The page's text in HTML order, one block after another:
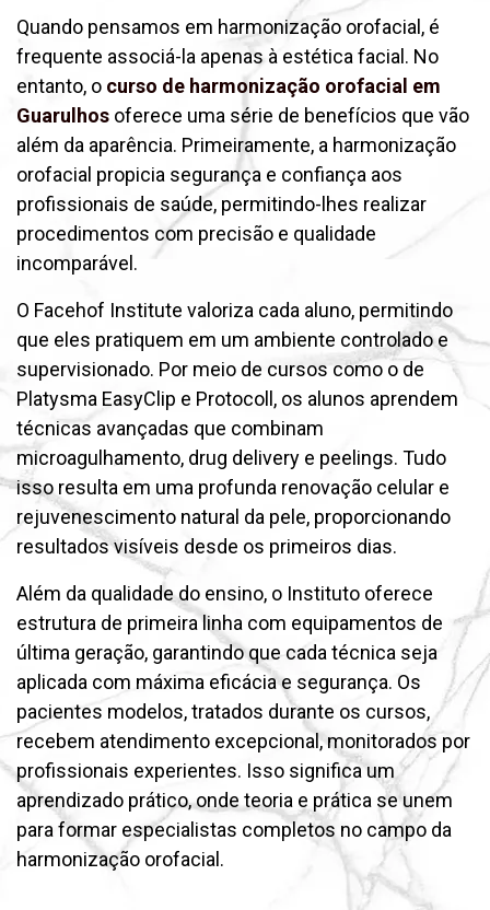
Quando pensamos em harmonização orofacial, é
frequente associá-la apenas à estética facial. No
entanto, o curso de harmonização orofacial em
Guarulhos oferece uma série de benefícios que vão
além da aparência. Primeiramente, a harmonização
orofacial propicia segurança e confiança aos
profissionais de saúde, permitindo-lhes realizar
procedimentos com precisão e qualidade
incomparável.
O Facehof Institute valoriza cada aluno, permitindo
que eles pratiquem em um ambiente controlado e
supervisionado. Por meio de cursos como o de
Platysma EasyClip e Protocoll, os alunos aprendem
técnicas avançadas que combinam
microagulhamento, drug delivery e peelings. Tudo
isso resulta em uma profunda renovação celular e
rejuvenescimento natural da pele, proporcionando
resultados visíveis desde os primeiros dias.
Além da qualidade do ensino, o Instituto oferece
estrutura de primeira linha com equipamentos de
última geração, garantindo que cada técnica seja
aplicada com máxima eficácia e segurança. Os
pacientes modelos, tratados durante os cursos,
recebem atendimento excepcional, monitorados por
profissionais experientes. Isso significa um
aprendizado prático, onde teoria e prática se unem
para formar especialistas completos no campo da
harmonização orofacial.